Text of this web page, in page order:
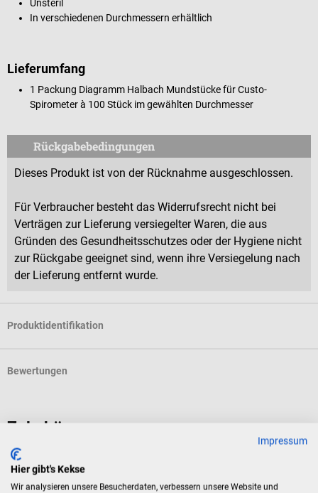
Unsteril
In verschiedenen Durchmessern erhältlich
Lieferumfang
1 Packung Diagramm Halbach Mundstücke für Custo-
Spirometer à 100 Stück im gewählten Durchmesser
Rückgabebedingungen
Dieses Produkt ist von der Rücknahme ausgeschlossen.
Für Verbraucher besteht das Widerrufsrecht nicht bei
Verträgen zur Lieferung versiegelter Waren, die aus
Gründen des Gesundheitsschutzes oder der Hygiene nicht
zur Rückgabe geeignet sind, wenn ihre Versiegelung nach
der Lieferung entfernt wurde.
Produktidentifikation
Bewertungen
Zubehör
1m4
Nasenklammer
Impressum
Hier gibt's Kekse
Wir analysieren unsere Besucherdaten, verbessern unsere Website und